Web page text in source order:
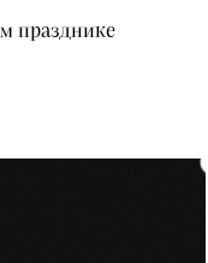
празднике